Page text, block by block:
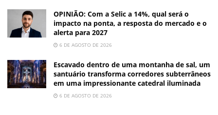
OPINIÃO: Com a Selic a 14%, qual será o
impacto na ponta, a resposta do mercado e o
alerta para 2027
6 DE AGOSTO DE 2026
Escavado dentro de uma montanha de sal, um
santuário transforma corredores subterrâneos
em uma impressionante catedral iluminada
6 DE AGOSTO DE 2026